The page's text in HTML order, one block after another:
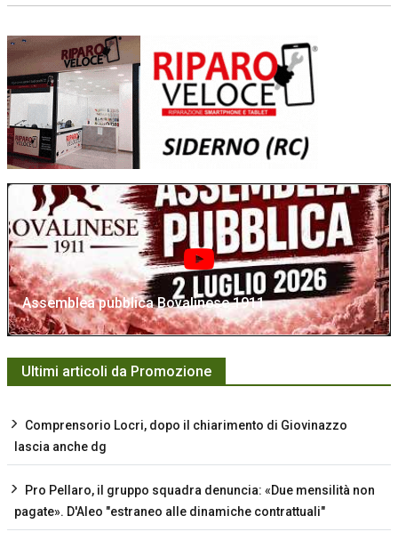
Assemblea pubblica Bovalinese 1911
Ultimi articoli da Promozione
Comprensorio Locri, dopo il chiarimento di Giovinazzo
lascia anche dg
Pro Pellaro, il gruppo squadra denuncia: «Due mensilità non
pagate». D'Aleo "estraneo alle dinamiche contrattuali"